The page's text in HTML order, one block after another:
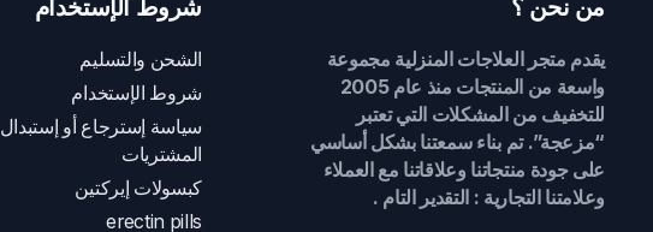
من نحن ؟
يقدم متجر العلاجات المنزلية مجموعة
واسعة من المنتجات منذ عام 2005
للتخفيف من المشكلات التي تعتبر
“مزعجة”. تم بناء سمعتنا بشكل أساسي
على جودة منتجاتنا وعلاقاتنا مع العملاء
وعلامتنا التجارية : التقدير التام .
شروط الإستخدام
الشحن والتسليم
شروط الإستخدام
سياسة إسترجاع أو إستبدال
المشتريات
كبسولات إيركتين
erectin pills